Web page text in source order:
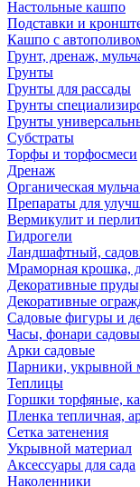
Настольные кашпо
Подставки и
Кашпо с
Грунт, дренаж,
Грунты
Грунты для рассады
Грунты
Грунты
Субстраты
Торфы и торфосмеси
Дренаж
Органическая
Препараты для
Вермикулит и
Гидрогели
Ландшафтный,
Мраморная крошка,
Декоративные
Декоративные
Садовые фигуры и
Часы, фонари
Арки садовые
Парники, укрывной
Теплицы
Горшки торфяные,
Пленка тепличная,
Сетка затенения
Укрывной материал
Аксессуары для сада
Наколенники